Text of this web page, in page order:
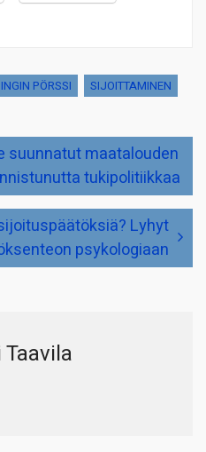
PÖRSSI
SIJOITTAMINEN
suunnatut maatalouden
tukipolitiikkaa
Lyhyt
psykologiaan